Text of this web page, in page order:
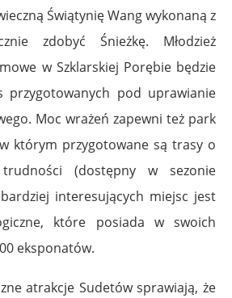
Świątynię Wang wykonaną z
zdobyć Śnieżkę. Młodzież
w Szklarskiej Porębie będzie
przygotowanych pod uprawianie
Moc wrażeń zapewni też park
którym przygotowane są trasy o
(dostępny w sezonie
interesujących miejsc jest
które posiada w swoich
eksponatów.
atrakcje Sudetów sprawiają, że